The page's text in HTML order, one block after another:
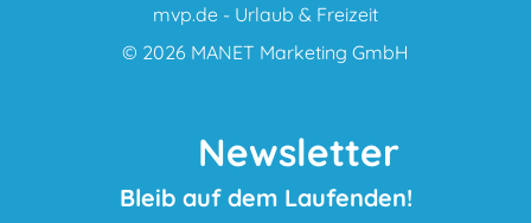
mvp.de - Urlaub & Freizeit
© 2026 MANET Marketing GmbH
Newsletter
Bleib auf dem Laufenden!